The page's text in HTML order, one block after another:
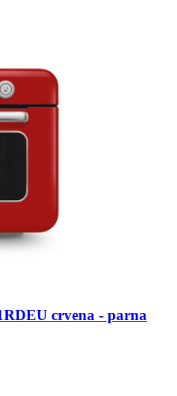
crvena - parna